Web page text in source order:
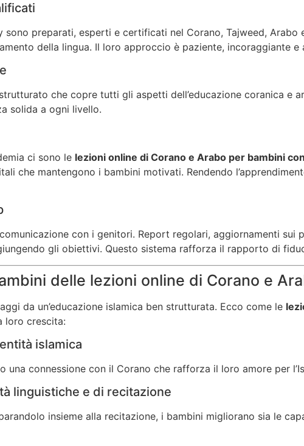
sono preparati, esperti e certificati nel Corano, Tajweed, Arabo
della lingua. Il loro approccio è paziente, incoraggiante
che copre tutti gli aspetti dell’educazione coranica e
solida a ogni livello.
ci sono le lezioni online di Corano e Arabo per bambini
che mantengono i bambini motivati. Rendendo
con i genitori. Report regolari, aggiornamenti sui
gli obiettivi. Questo sistema rafforza il rapporto di
delle lezioni online di Corano e
da un’educazione islamica ben strutturata. Ecco come le
loro crescita:
islamica
una connessione con il Corano che rafforza il loro amore per
linguistiche e di recitazione
insieme alla recitazione, i bambini migliorano sia le